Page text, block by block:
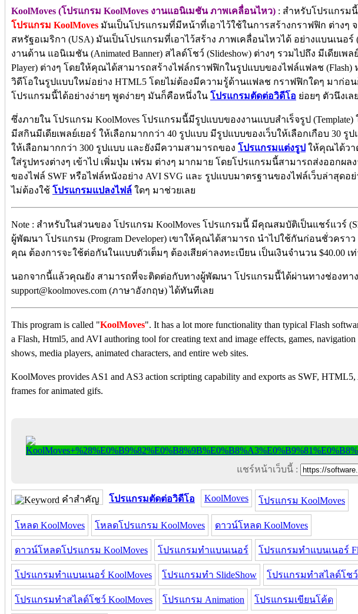
KoolMoves (โปรแกรม KoolMoves งานแอนิเมชัน ภาพเคลื่อนไหว) : สำหรับโปรแกรม
โปรแกรม KoolMoves มันเป็นโปรแกรมที่มีหน้าที่เอาไว้ใช้ในการสร้างกราฟฟิก ต่างๆ
สหรัฐอเมริกา (USA) มันเป็นโปรแกรมที่เอาไว้สร้าง ภาพเคลื่อนไหวได้ อย่างแบนเนอร์
งานด้าน แอนิเมชัน (Animated Banner) สไลด์โชว์ (Slideshow) ต่างๆ รวมไปถึง มีเดียเพล
Player) ต่างๆ โดยให้คุณได้สามารถสร้างไฟล์กราฟฟิกในรูปแบบของไฟล์แฟลช (Flash)
วิดีโอในรูปแบบใหม่อย่าง HTML5 โดยไม่ต้องมีความรู้ด้านแฟลช กราฟฟิกใดๆ มาก่อ
โปรแกรมนี้ได้อย่างง่ายๆ พูดง่ายๆ มันก็คือหนึ่งใน โปรแกรมตัดต่อวิดีโอ ย่อยๆ ตัวนึงเล
ซึ่งภายใน โปรแกรม KoolMoves โปรแกรมนี้มีรูปแบบของงานแบบสำเร็จรูป (Template)
มีสกินมีเดียเพลย์เยอร์ ให้เลือกมากกว่า 40 รูปแบบ มีรูปแบบของเว็บให้เลือกเกือบ 30 รู
ให้เลือกมากกว่า 300 รูปแบบ และยังมีความสามารถของ โปรแกรมแต่งรูป ให้คุณได้วา
ใส่รูปทรงต่างๆ เข้าไป เพิ่มปุ่ม เฟรม ต่างๆ มากมาย โดยโปรแกรมนี้สามารถส่งออกผล
ของไฟล์ SWF หรือไฟล์หนังอย่าง AVI SVG และ รูปแบบมาตรฐานของไฟล์เว็บล่าสุดอย่
ไม่ต้องใช้ โปรแกรมแปลงไฟล์ ใดๆ มาช่วยเลย
Note : สำหรับในส่วนของ โปรแกรม KoolMoves โปรแกรมนี้ มีคุณสมบัติเป็นแชร์แวร์
ผู้พัฒนา โปรแกรม (Program Developer) เขาให้คุณได้สามารถ นำไปใช้กันก่อนชั่วครา
คุณ ต้องการจะใช้ต่อกันในแบบตัวเต็มๆ ต้องเสียค่าลงทะเบียน เป็นเงินจำนวน $40.00 เ
นอกจากนี้แล้วคุณยัง สามารถที่จะติดต่อกับทางผู้พัฒนา โปรแกรมนี้ได้ผ่านทางช่องทาง
support@koolmoves.com (ภาษาอังกฤษ) ได้ทันทีเลย
This program is called "KoolMoves". It has a lot more functionality than typical Flash
a Flash, Html5, and AVI authoring tool for creating text and image effects, games, navigation
shows, media players, animated characters, and entire web sites.
KoolMoves provides AS1 and AS3 action scripting capability and exports as SWF,
frames for animated gifs.
แชร์หน้าเว็บนี้ :
คำสำคัญ โปรแกรมตัดต่อวิดีโอ KoolMoves โปรแกรม KoolMoves
โหลด KoolMoves โหลดโปรแกรม KoolMoves ดาวน์โหลด KoolMoves
ดาวน์โหลดโปรแกรม KoolMoves โปรแกรมทำแบนเนอร์ โปรแกรมทำแบนเนอร์
โปรแกรมทำแบนเนอร์ KoolMoves โปรแกรมทำ SlideShow โปรแกรมทำสไลด์โชว์
โปรแกรมทำสไลด์โชว์ KoolMoves โปรแกรม Animation โปรแกรมเขียนโค้ด